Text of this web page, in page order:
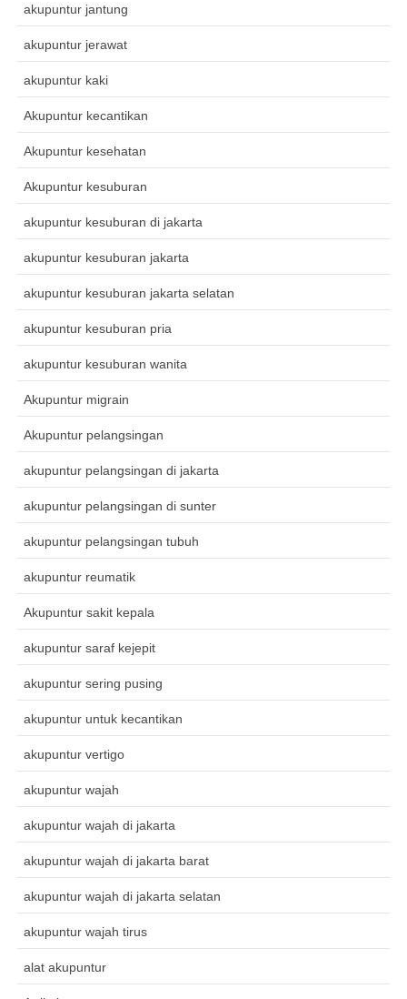
akupuntur jantung
akupuntur jerawat
akupuntur kaki
Akupuntur kecantikan
Akupuntur kesehatan
Akupuntur kesuburan
akupuntur kesuburan di jakarta
akupuntur kesuburan jakarta
akupuntur kesuburan jakarta selatan
akupuntur kesuburan pria
akupuntur kesuburan wanita
Akupuntur migrain
Akupuntur pelangsingan
akupuntur pelangsingan di jakarta
akupuntur pelangsingan di sunter
akupuntur pelangsingan tubuh
akupuntur reumatik
Akupuntur sakit kepala
akupuntur saraf kejepit
akupuntur sering pusing
akupuntur untuk kecantikan
akupuntur vertigo
akupuntur wajah
akupuntur wajah di jakarta
akupuntur wajah di jakarta barat
akupuntur wajah di jakarta selatan
akupuntur wajah tirus
alat akupuntur